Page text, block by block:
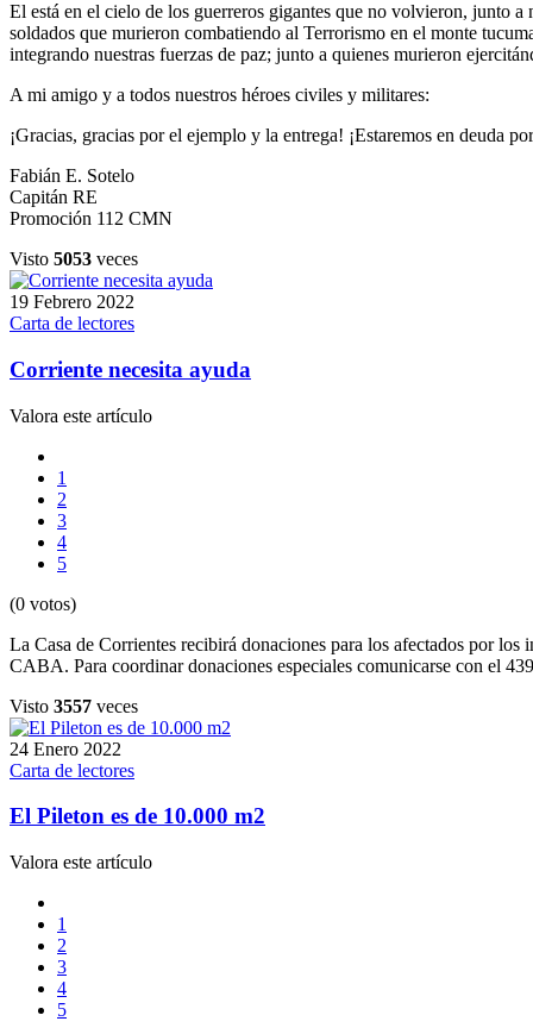
El está en el cielo de los guerreros gigantes que no volvieron, junto
soldados que murieron combatiendo al Terrorismo en el monte
integrando nuestras fuerzas de paz; junto a quienes murieron
A mi amigo y a todos nuestros héroes civiles y militares:
¡Gracias, gracias por el ejemplo y la entrega! ¡Estaremos en deuda
Fabián E. Sotelo
Capitán RE
Promoción 112 CMN
Visto 5053 veces
19 Febrero 2022
Carta de lectores
Corriente necesita ayuda
Valora este artículo
1
2
3
4
5
(0 votos)
La Casa de Corrientes recibirá donaciones para los afectados por
CABA. Para coordinar donaciones especiales comunicarse con el
Visto 3557 veces
24 Enero 2022
Carta de lectores
El Pileton es de 10.000 m2
Valora este artículo
1
2
3
4
5